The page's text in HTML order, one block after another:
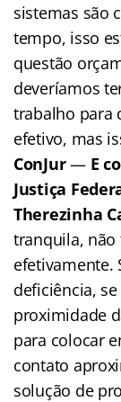
sistemas são
tempo, isso
questão
deveríamos
trabalho para
efetivo, mas
ConJur—E
Justiça
Therezinha
tranquila, não
efetivamente.
deficiência,
proximidade
para colocar
contato
solução de